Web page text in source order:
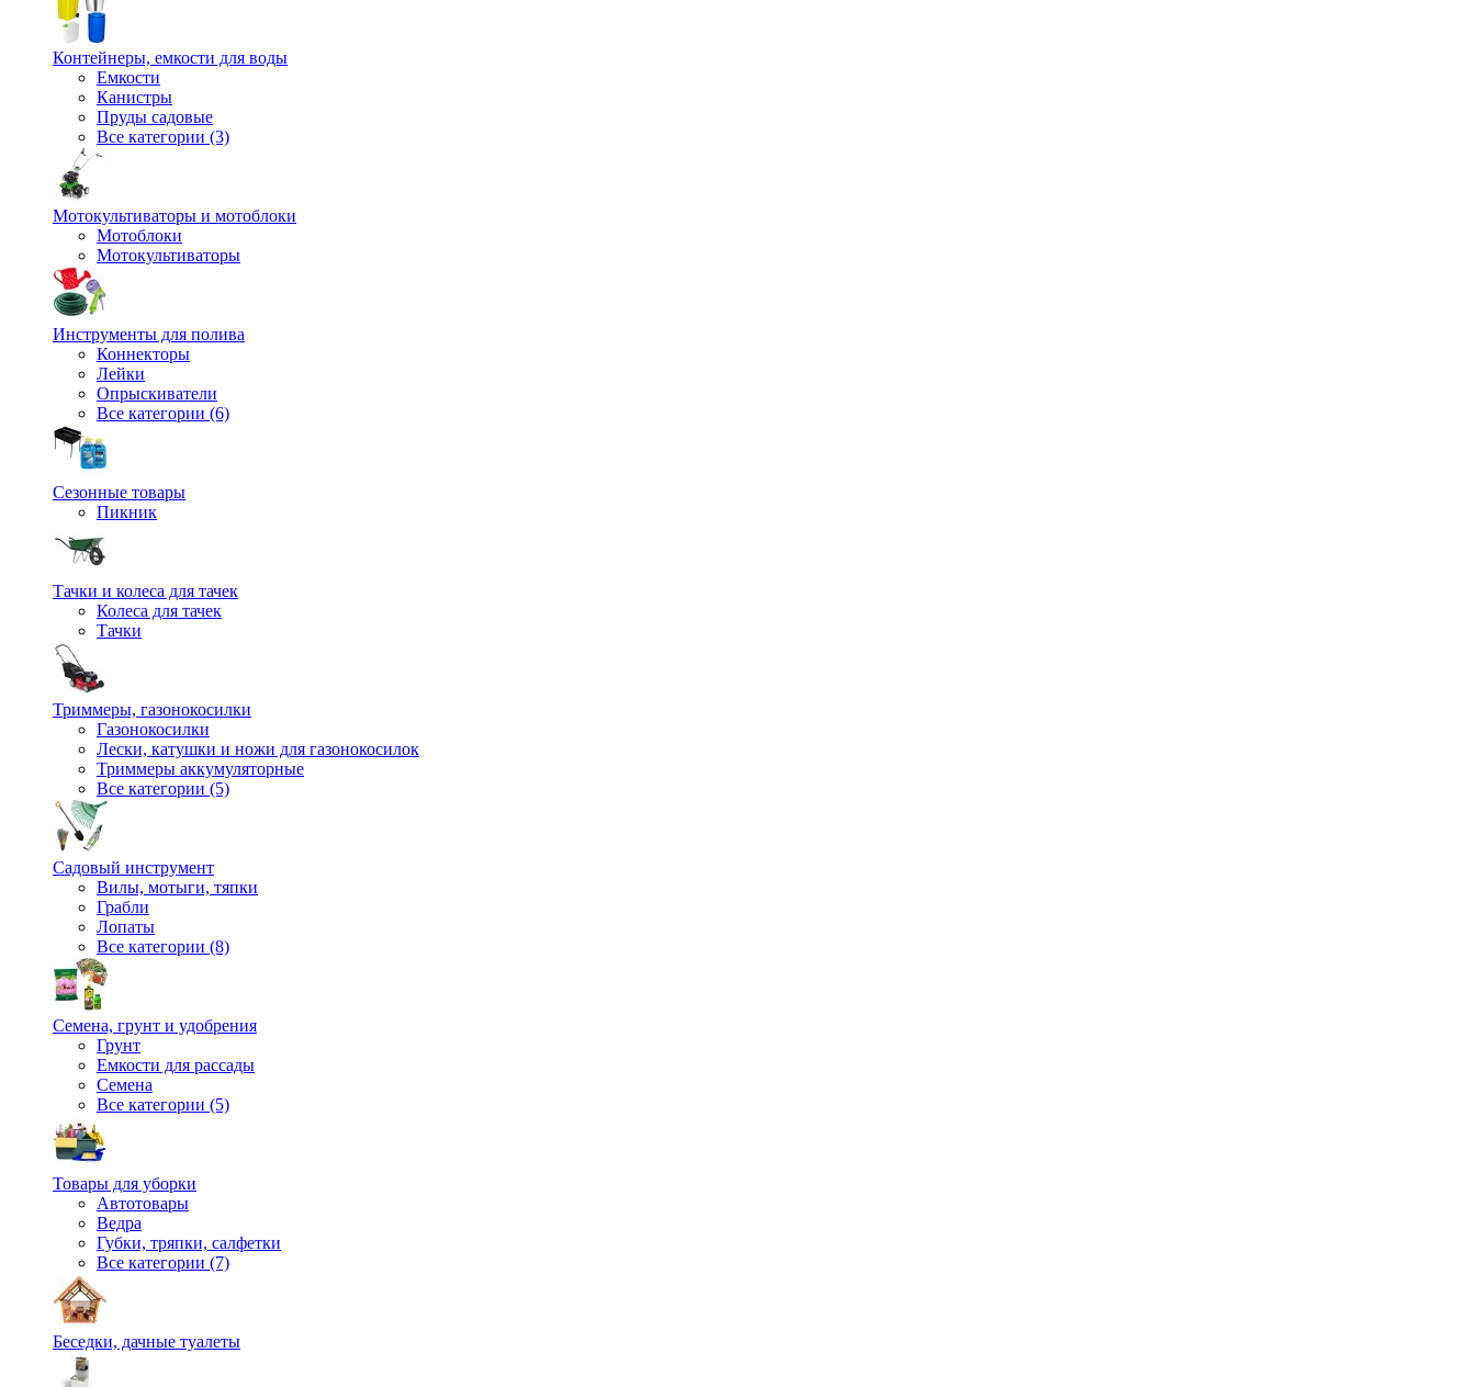
Контейнеры, емкости для воды
Емкости
Канистры
Пруды садовые
Все категории (3)
Мотокультиваторы и мотоблоки
Мотоблоки
Мотокультиваторы
Инструменты для полива
Коннекторы
Лейки
Опрыскиватели
Все категории (6)
Сезонные товары
Пикник
Тачки и колеса для тачек
Колеса для тачек
Тачки
Триммеры, газонокосилки
Газонокосилки
Лески, катушки и ножи для газонокосилок
Триммеры аккумуляторные
Все категории (5)
Садовый инструмент
Вилы, мотыги, тяпки
Грабли
Лопаты
Все категории (8)
Семена, грунт и удобрения
Грунт
Емкости для рассады
Семена
Все категории (5)
Товары для уборки
Автотовары
Ведра
Губки, тряпки, салфетки
Все категории (7)
Беседки, дачные туалеты